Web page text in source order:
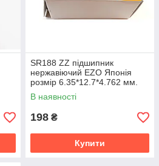
SR188 ZZ підшипник
нержавіючий EZO Японія
розмір 6.35*12.7*4.762 мм.
В наявності
198 ₴
Купити